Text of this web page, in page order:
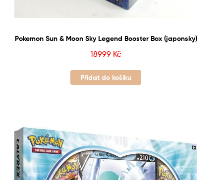
Pokemon Sun & Moon Sky Legend Booster Box (japonsky)
18999 Kč
Přidat do košíku